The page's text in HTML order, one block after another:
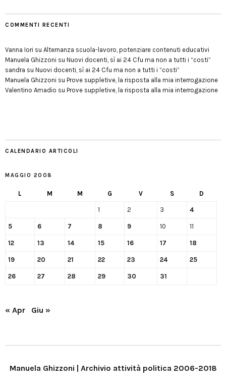
COMMENTI RECENTI
Vanna Iori su Alternanza scuola-lavoro, potenziare contenuti educativi
Manuela Ghizzoni su Nuovi docenti, sì ai 24 Cfu ma non a tutti i “costi”
sandra su Nuovi docenti, sì ai 24 Cfu ma non a tutti i “costi”
Manuela Ghizzoni su Prove suppletive, la risposta alla mia interrogazione
Valentino Amadio su Prove suppletive, la risposta alla mia interrogazione
CALENDARIO ARTICOLI
MAGGIO 2008
L M M G V S D
1 2 3 4
5 6 7 8 9 10 11
12 13 14 15 16 17 18
19 20 21 22 23 24 25
26 27 28 29 30 31
« Apr Giu »
Manuela Ghizzoni | Archivio attività politica 2006-2018